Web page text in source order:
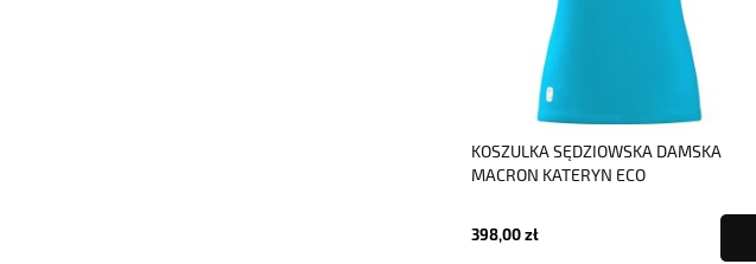
KOSZULKA SĘDZIOWSKA DAMSKA
MACRON KATERYN ECO
398,00 zł